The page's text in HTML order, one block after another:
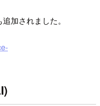
加されました。